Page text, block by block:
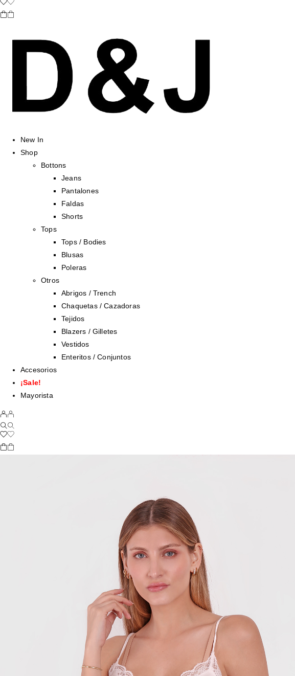
New In
Shop
Bottons
Jeans
Pantalones
Faldas
Shorts
Tops
Tops / Bodies
Blusas
Poleras
Otros
Abrigos / Trench
Chaquetas / Cazadoras
Tejidos
Blazers / Gilletes
Vestidos
Enteritos / Conjuntos
Accesorios
¡Sale!
Mayorista